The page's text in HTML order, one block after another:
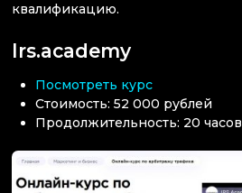
квалификацию.
Irs.academy
Посмотреть курс
Стоимость: 52 000 рублей
Продолжительность: 20 часов